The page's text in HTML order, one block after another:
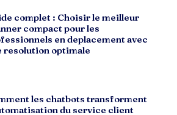
complet : Choisir le meilleur
compact pour les
en deplacement avec
resolution optimale
les chatbots transforment
du service client